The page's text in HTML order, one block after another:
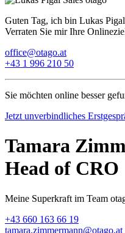
Guten Tag, ich bin Lukas Pigal
Verraten Sie mir Ihre
office@otago.at
+43 1 996 210 50
Sie möchten online besser
Jetzt unverbindliches
Tamara
Head of CRO
Meine Superkraft im Team
+43 660 163 66 19
tamara.zimmermann@otago.at